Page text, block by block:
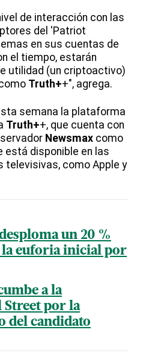
de interacción con las
del 'Patriot
en sus cuentas de
el tiempo, estarán
utilidad (un criptoactivo)
Truth++", agrega.
semana la plataforma
Truth++, que cuenta con
Newsmax como
está disponible en las
televisivas, como Apple y
un 20 %
la euforia inicial por
a la
Street por la
del candidato